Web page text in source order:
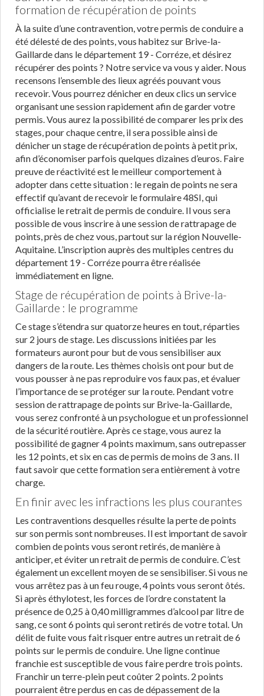
formation de récupération de points
À la suite d’une contravention, votre permis de conduire a
été délesté de des points, vous habitez sur Brive-la-
Gaillarde dans le département 19 - Corréze, et désirez
récupérer des points ? Notre service va vous y aider. Nous
recensons l’ensemble des lieux agréés pouvant vous
recevoir. Vous pourrez dénicher en deux clics un service
organisant une session rapidement afin de garder votre
permis. Vous aurez la possibilité de comparer les prix des
stages, pour chaque centre, il sera possible ainsi de
dénicher un stage de récupération de points à petit prix,
afin d’économiser parfois quelques dizaines d’euros. Faire
preuve de réactivité est le meilleur comportement à
adopter dans cette situation : le regain de points ne sera
effectif qu’avant de recevoir le formulaire 48SI, qui
officialise le retrait de permis de conduire. Il vous sera
possible de vous inscrire à une session de rattrapage de
points, près de chez vous, partout sur la région Nouvelle-
Aquitaine. L’inscription auprès des multiples centres du
département 19 - Corréze pourra être réalisée
immédiatement en ligne.
Stage de récupération de points à Brive-la-
Gaillarde : le programme
Ce stage s’étendra sur quatorze heures en tout, réparties
sur 2 jours de stage. Les discussions initiées par les
formateurs auront pour but de vous sensibiliser aux
dangers de la route. Les thèmes choisis ont pour but de
vous pousser à ne pas reproduire vos faux pas, et évaluer
l’importance de se protéger sur la route. Pendant votre
session de rattrapage de points sur Brive-la-Gaillarde,
vous serez confronté à un psychologue et un professionnel
de la sécurité routière. Après ce stage, vous aurez la
possibilité de gagner 4 points maximum, sans outrepasser
les 12 points, et six en cas de permis de moins de 3 ans. Il
faut savoir que cette formation sera entièrement à votre
charge.
En finir avec les infractions les plus courantes
Les contraventions desquelles résulte la perte de points
sur son permis sont nombreuses. Il est important de savoir
combien de points vous seront retirés, de manière à
anticiper, et éviter un retrait de permis de conduire. C’est
également un excellent moyen de se sensibiliser. Si vous ne
vous arrêtez pas à un feu rouge, 4 points vous seront ôtés.
Si après éthylotest, les forces de l’ordre constatent la
présence de 0,25 à 0,40 milligrammes d’alcool par litre de
sang, ce sont 6 points qui seront retirés de votre total. Un
délit de fuite vous fait risquer entre autres un retrait de 6
points sur le permis de conduire. Une ligne continue
franchie est susceptible de vous faire perdre trois points.
Franchir un terre-plein peut coûter 2 points. 2 points
pourraient être perdus en cas de dépassement de la